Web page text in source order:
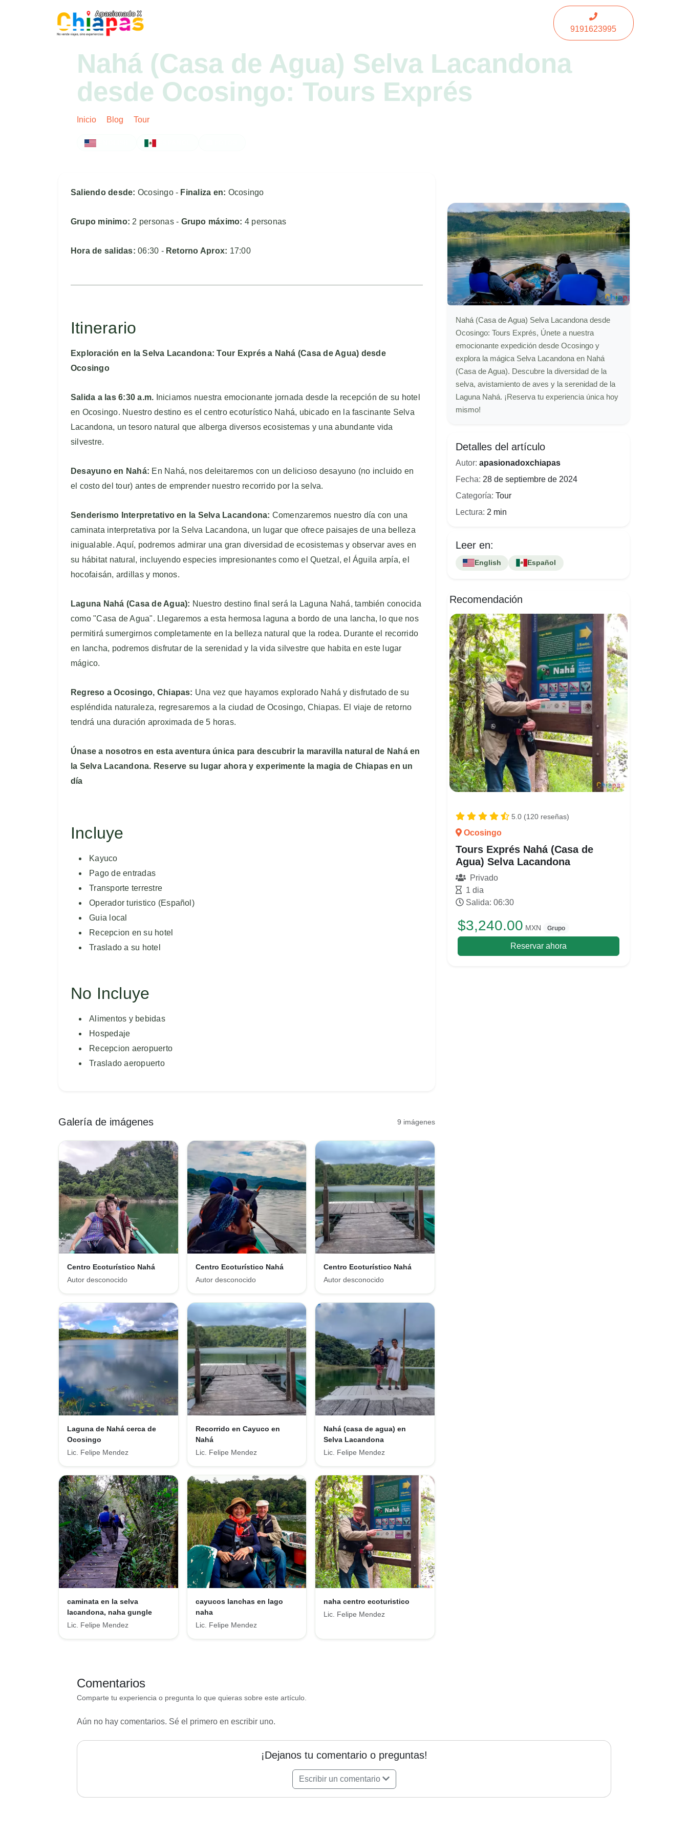
9191623995
Nahá (Casa de Agua) Selva Lacandona
desde Ocosingo: Tours Exprés
Inicio Blog Tour
ENGLISH
Saliendo desde: Ocosingo - Finaliza en: Ocosingo
Grupo minimo: 2 personas - Grupo máximo: 4 personas
Hora de salidas:06:30 - Retorno Aprox: 17:00
Itinerario
Exploración en la Selva Lacandona: Tour Exprés a Nahá (Casa de Agua) desde
Ocosingo
Salida a las 6:30 a.m. Iniciamos nuestra emocionante jornada desde la recepción de su hotel
en Ocosingo. Nuestro destino es el centro ecoturístico Nahá, ubicado en la fascinante Selva
Lacandona, un tesoro natural que alberga diversos ecosistemas y una abundante vida
silvestre.
Desayuno en Nahá: En Nahá, nos deleitaremos con un delicioso desayuno (no incluido en
el costo del tour) antes de emprender nuestro recorrido por la selva.
Senderismo Interpretativo en la Selva Lacandona: Comenzaremos nuestro día con una
caminata interpretativa por la Selva Lacandona, un lugar que ofrece paisajes de una belleza
inigualable. Aquí, podremos admirar una gran diversidad de ecosistemas y observar aves en
su hábitat natural, incluyendo especies impresionantes como el Quetzal, el Águila arpía, el
hocofaisán, ardillas y monos.
Laguna Nahá (Casa de Agua): Nuestro destino final será la Laguna Nahá, también conocida
como "Casa de Agua". Llegaremos a esta hermosa laguna a bordo de una lancha, lo que nos
permitirá sumergirnos completamente en la belleza natural que la rodea. Durante el recorrido
en lancha, podremos disfrutar de la serenidad y la vida silvestre que habita en este lugar
mágico.
Regreso a Ocosingo, Chiapas: Una vez que hayamos explorado Nahá y disfrutado de su
espléndida naturaleza, regresaremos a la ciudad de Ocosingo, Chiapas. El viaje de retorno
tendrá una duración aproximada de 5 horas.
Únase a nosotros en esta aventura única para descubrir la maravilla natural de Nahá en
la Selva Lacandona. Reserve su lugar ahora y experimente la magia de Chiapas en un
día
Incluye
Kayuco
Pago de entradas
Transporte terrestre
Operador turistico (Español)
Guia local
Recepcion en su hotel
Traslado a su hotel
No Incluye
Alimentos y bebidas
Hospedaje
Recepcion aeropuerto
Traslado aeropuerto
Galería de imágenes 9 imágenes
Centro Ecoturístico Nahá
Autor desconocido
Centro Ecoturístico Nahá
Autor desconocido
Centro Ecoturístico Nahá
Autor desconocido
Laguna de Nahá cerca de
Ocosingo
Lic. Felipe Mendez
Recorrido en Cayuco en
Nahá
Lic. Felipe Mendez
Nahá (casa de agua) en
Selva Lacandona
Lic. Felipe Mendez
caminata en la selva
lacandona, naha gungle
Lic. Felipe Mendez
cayucos lanchas en lago
naha
Lic. Felipe Mendez
naha centro ecoturistico
Lic. Felipe Mendez
Nahá (Casa de Agua) Selva Lacandona desde
Ocosingo: Tours Exprés, Únete a nuestra
emocionante expedición desde Ocosingo y
explora la mágica Selva Lacandona en Nahá
(Casa de Agua). Descubre la diversidad de la
selva, avistamiento de aves y la serenidad de la
Laguna Nahá. ¡Reserva tu experiencia única hoy
mismo!
Detalles del artículo
Autor: apasionadoxchiapas
Fecha: 28 de septiembre de 2024
Categoría: Tour
Lectura: 2 min
Leer en:
English Español
Recomendación
5.0 (120 reseñas)
Ocosingo
Tours Exprés Nahá (Casa de
Agua) Selva Lacandona
Privado
1 dia
Salida: 06:30
$3,240.00 MXN Grupo
Reservar ahora
Comentarios
Comparte tu experiencia o pregunta lo que quieras sobre este artículo.
Aún no hay comentarios. Sé el primero en escribir uno.
¡Dejanos tu comentario o preguntas!
Escribir un comentario